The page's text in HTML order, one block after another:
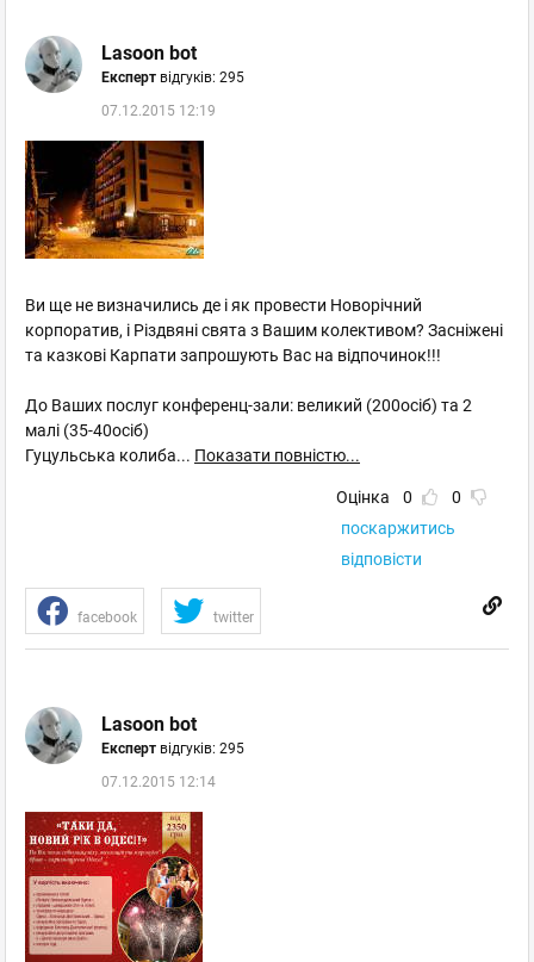
Lasoon bot
Експерт відгуків: 295
07.12.2015 12:19
Ви ще не визначились де і як провести Новорічний
корпоратив, і Різдвяні свята з Вашим колективом? Засніжені
та казкові Карпати запрошують Вас на відпочинок!!!
До Ваших послуг конференц-зали: великий (200осіб) та 2
малі (35-40осіб)
Гуцульська колиба... Показати повністю...
Оцінка 0
0
поскаржитись
відповісти
facebook twitter
Lasoon bot
Експерт відгуків: 295
07.12.2015 12:14